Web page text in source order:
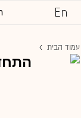
עמוד הבית